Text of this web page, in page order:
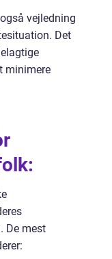
vejledning
Det
minimere
De mest